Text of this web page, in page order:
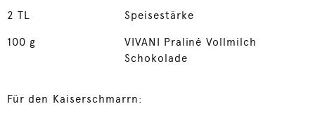
2TL Speisestärke
100 g
VIVANI Praliné Vollmilch
Schokolade
Für den Kaiserschmarrn: